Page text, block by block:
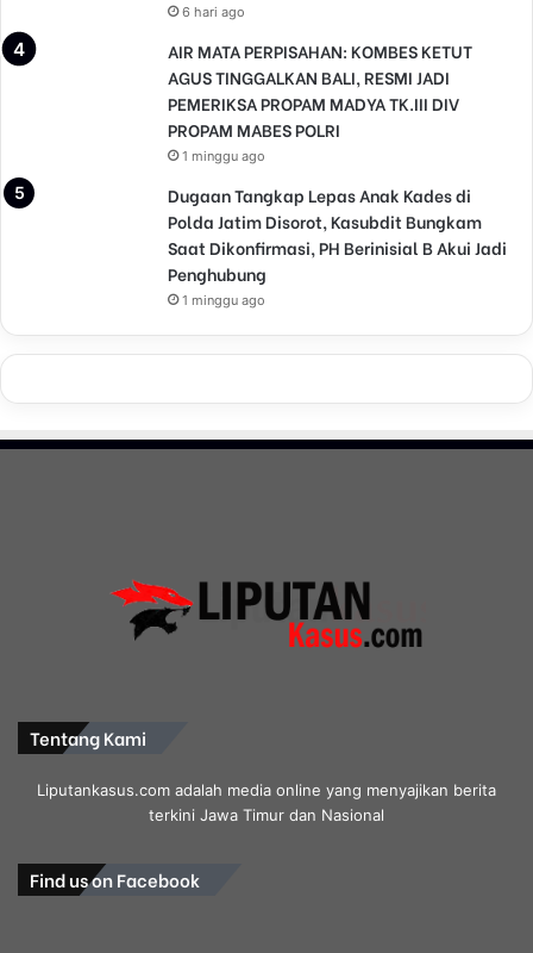
6 hari ago
AIR MATA PERPISAHAN: KOMBES KETUT
AGUS TINGGALKAN BALI, RESMI JADI
PEMERIKSA PROPAM MADYA TK.III DIV
PROPAM MABES POLRI
1 minggu ago
Dugaan Tangkap Lepas Anak Kades di
Polda Jatim Disorot, Kasubdit Bungkam
Saat Dikonfirmasi, PH Berinisial B Akui Jadi
Penghubung
1 minggu ago
Tentang Kami
Liputankasus.com adalah media online yang menyajikan berita
terkini Jawa Timur dan Nasional
Find us on Facebook